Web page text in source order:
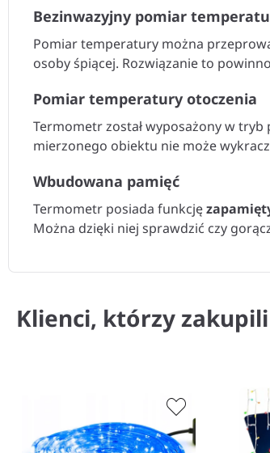
Bezinwazyjny pomiar
Pomiar temperatury można
osoby śpiącej. Rozwiązanie to
Pomiar temperatury otoczenia
Termometr został wyposażony w
mierzonego obiektu nie może
Wbudowana pamięć
Termometr posiada funkcję
Można dzięki niej sprawdzić czy
Klienci, którzy